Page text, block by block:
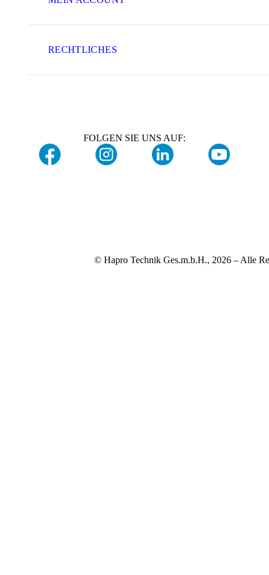
RECHTLICHES
FOLGEN SIE UNS AUF:
© Hapro Technik Ges.m.b.H., 2026 – Alle